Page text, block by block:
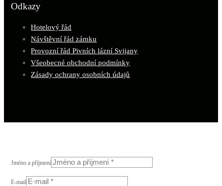
Odkazy
Hotelový řád
Návštěvní řád zámku
Provozní řád Pivních lázní Svijany
Všeobecné obchodní podmínky
Zásady ochrany osobních údajů
Jméno a příjmení
E-mail